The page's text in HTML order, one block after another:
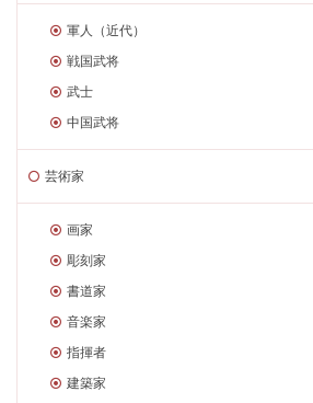
軍人（近代）
戦国武将
武士
中国武将
芸術家
画家
彫刻家
書道家
音楽家
指揮者
建築家